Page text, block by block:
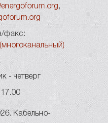
,
факс:
- четверг
Кабельно-